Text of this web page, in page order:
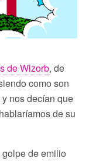
de Wizorb, de
como son
nos decían que
de su
de emilio